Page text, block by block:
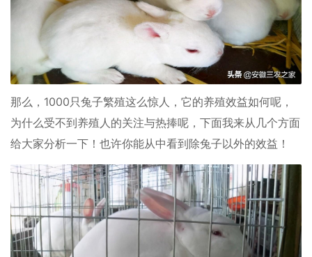
那么，1000只兔子繁殖这么惊人，它的养殖效益如何呢，
为什么受不到养殖人的关注与热捧呢，下面我来从几个方面
给大家分析一下！也许你能从中看到除兔子以外的效益！